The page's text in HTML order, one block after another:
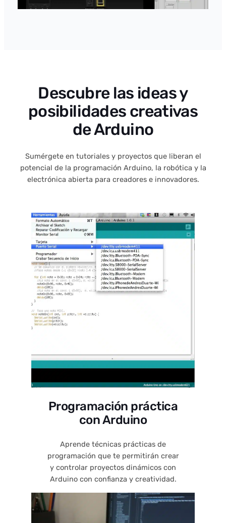
Descubre las ideas y
posibilidades creativas
de Arduino
Sumérgete en tutoriales y proyectos que liberan el
potencial de la programación Arduino, la robótica y la
electrónica abierta para creadores e innovadores.
Programación práctica
con Arduino
Aprende técnicas prácticas de
programación que te permitirán crear
y controlar proyectos dinámicos con
Arduino con confianza y creatividad.